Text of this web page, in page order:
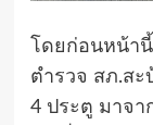
โดยก่อนหน้า
ตำรวจ สภ.ส
4 ประตู มาจา